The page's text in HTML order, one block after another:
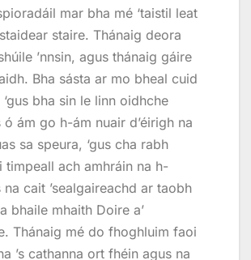
mar bha mé ‘taistil leat
staire. Thánaig deora
’nnsin, agus thánaig gáire
Bha sásta ar mo bheal cuid
‘gus bha sin le linn oidhche
ó ám go h-ám nuair d’éirigh na
sa speura, ‘gus cha rabh
timpeall ach amhráin na h-
na cait ’sealgaireachd ar taobh
bhaile mhaith Doire a’
Thánaig mé do fhoghluim faoi
’s cathanna ort fhéin agus na